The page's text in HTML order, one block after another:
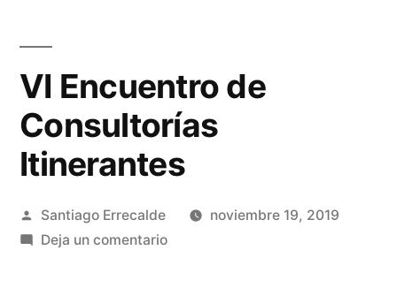
VI Encuentro de
Consultorías
Itinerantes
Publicado
por
Santiago Errecalde
noviembre 19, 2019
Deja un comentarioen